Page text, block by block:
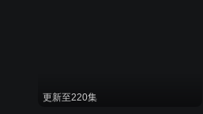
更新至220集